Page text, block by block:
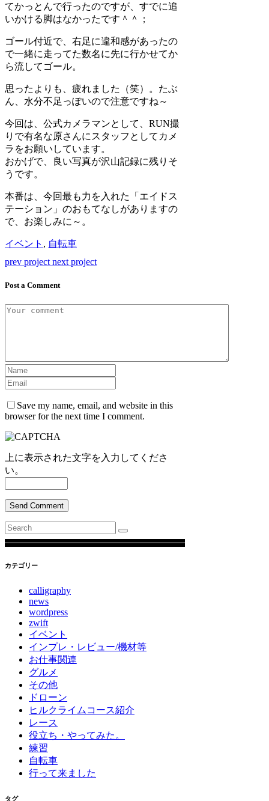
てかっとんで行ったのですが、すでに追
いかける脚はなかったです＾＾；
ゴール付近で、右足に違和感があったの
で一緒に走ってた数名に先に行かせてか
ら流してゴール。
思ったよりも、疲れました（笑）。たぶ
ん、水分不足っぽいので注意ですね～
今回は、公式カメラマンとして、RUN撮
りで有名な原さんにスタッフとしてカメ
ラをお願いしています。
おかげで、良い写真が沢山記録に残りそ
うです。
本番は、今回最も力を入れた「エイドス
テーション」のおもてなしがありますの
で、お楽しみに～。
イベント , 自転車
prev project next project
Post a Comment
Save my name, email, and website in this
browser for the next time I comment.
上に表示された文字を入力してくださ
い。
Send Comment
Search
for:
カテゴリー
calligraphy
news
wordpress
zwift
イベント
インプレ・レビュー/機材等
お仕事関連
グルメ
その他
ドローン
ヒルクライムコース紹介
レース
役立ち・やってみた。
練習
自転車
行って来ました
タグ